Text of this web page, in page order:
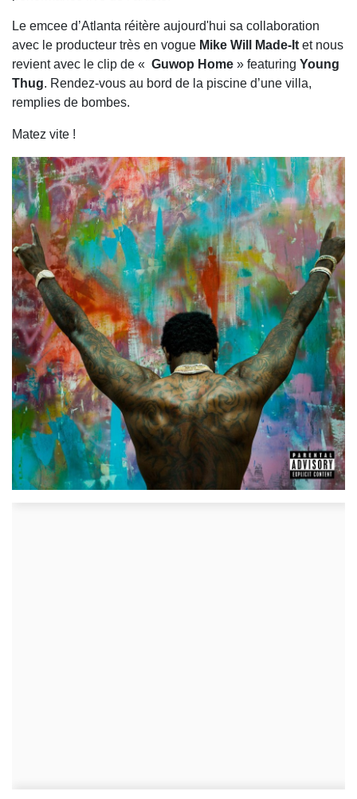
Le emcee d’Atlanta réitère aujourd'hui sa collaboration
avec le producteur très en vogue Mike Will Made-It et nous
revient avec le clip de « Guwop Home » featuring Young
Thug. Rendez-vous au bord de la piscine d’une villa,
remplies de bombes.
Matez vite !